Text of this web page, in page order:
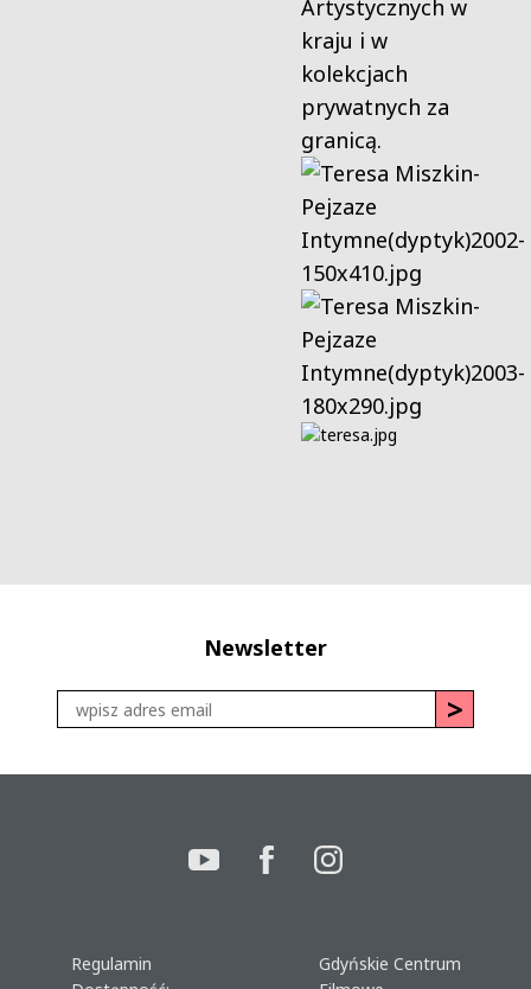
Artystycznych w
kraju i w
kolekcjach
prywatnych za
granicą.
Newsletter
Regulamin
Gdyńskie Centrum